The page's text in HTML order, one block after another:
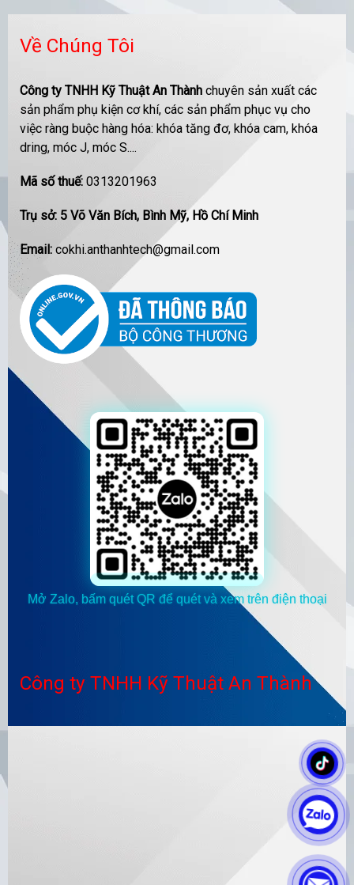
Về Chúng Tôi
Công ty TNHH Kỹ Thuật An Thành chuyên sản xuất các
sản phẩm phụ kiện cơ khí, các sản phẩm phục vụ cho
việc ràng buộc hàng hóa: khóa tăng đơ, khóa cam, khóa
dring, móc J, móc S....
Mã số thuế: 0313201963
Trụ sở: 5 Võ Văn Bích, Bình Mỹ, Hồ Chí Minh
Email: cokhi.anthanhtech@gmail.com
Mở Zalo, bấm quét QR để quét và xem trên điện thoại
Công ty TNHH Kỹ Thuật An Thành